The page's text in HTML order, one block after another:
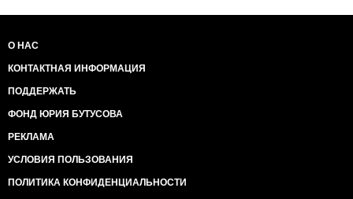
О НАС
КОНТАКТНАЯ ИНФОРМАЦИЯ
ПОДДЕРЖАТЬ
ФОНД ЮРИЯ БУТУСОВА
РЕКЛАМА
УСЛОВИЯ ПОЛЬЗОВАНИЯ
ПОЛИТИКА КОНФИДЕНЦИАЛЬНОСТИ